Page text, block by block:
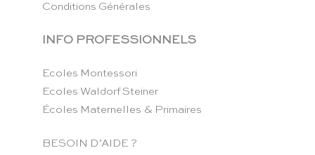
Conditions Générales
INFO PROFESSIONNELS
Ecoles Montessori
Ecoles Waldorf Steiner
Écoles Maternelles & Primaires
BESOIN D’AIDE ?